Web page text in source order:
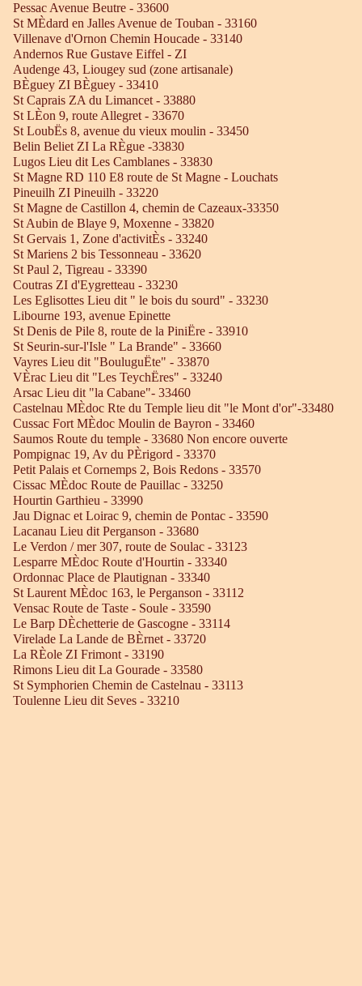
Pessac Avenue Beutre - 33600
St MÈdard en Jalles Avenue de Touban - 33160
Villenave d'Ornon Chemin Houcade - 33140
Andernos Rue Gustave Eiffel - ZI
Audenge 43, Liougey sud (zone artisanale)
BÈguey ZI BÈguey - 33410
St Caprais ZA du Limancet - 33880
St LÈon 9, route Allegret - 33670
St LoubËs 8, avenue du vieux moulin - 33450
Belin Beliet ZI La RÈgue -33830
Lugos Lieu dit Les Camblanes - 33830
St Magne RD 110 E8 route de St Magne - Louchats
Pineuilh ZI Pineuilh - 33220
St Magne de Castillon 4, chemin de Cazeaux-33350
St Aubin de Blaye 9, Moxenne - 33820
St Gervais 1, Zone d'activitÈs - 33240
St Mariens 2 bis Tessonneau - 33620
St Paul 2, Tigreau - 33390
Coutras ZI d'Eygretteau - 33230
Les Eglisottes Lieu dit " le bois du sourd" - 33230
Libourne 193, avenue Epinette
St Denis de Pile 8, route de la PiniËre - 33910
St Seurin-sur-l'Isle " La Brande" - 33660
Vayres Lieu dit "BouluguËte" - 33870
VÈrac Lieu dit "Les TeychËres" - 33240
Arsac Lieu dit "la Cabane"- 33460
Castelnau MÈdoc Rte du Temple lieu dit "le Mont d'or"-33480
Cussac Fort MÈdoc Moulin de Bayron - 33460
Saumos Route du temple - 33680 Non encore ouverte
Pompignac 19, Av du PÈrigord - 33370
Petit Palais et Cornemps 2, Bois Redons - 33570
Cissac MÈdoc Route de Pauillac - 33250
Hourtin Garthieu - 33990
Jau Dignac et Loirac 9, chemin de Pontac - 33590
Lacanau Lieu dit Perganson - 33680
Le Verdon / mer 307, route de Soulac - 33123
Lesparre MÈdoc Route d'Hourtin - 33340
Ordonnac Place de Plautignan - 33340
St Laurent MÈdoc 163, le Perganson - 33112
Vensac Route de Taste - Soule - 33590
Le Barp DÈchetterie de Gascogne - 33114
Virelade La Lande de BÈrnet - 33720
La RÈole ZI Frimont - 33190
Rimons Lieu dit La Gourade - 33580
St Symphorien Chemin de Castelnau - 33113
Toulenne Lieu dit Seves - 33210